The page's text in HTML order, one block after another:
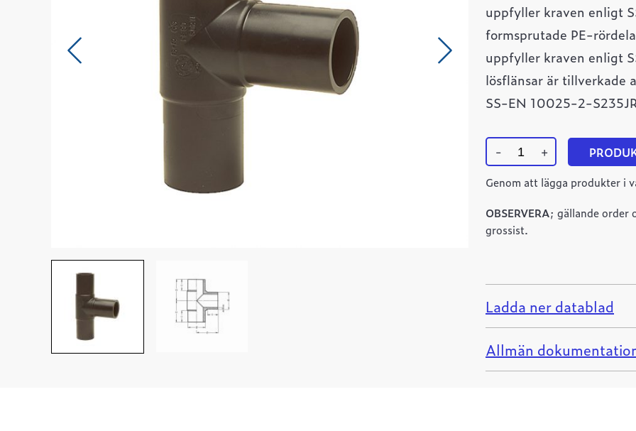
uppfyller kraven enligt
formsprutade PE-
uppfyller kraven enligt
lösflänsar är tillverkade
SS-EN 10025-2-
-
T-
rör
125mm,SDR11
mängd
+
Genom att lägga produkter i
OBSERVERA; gällande order
grossist.
Ladda ner datablad
Allmän